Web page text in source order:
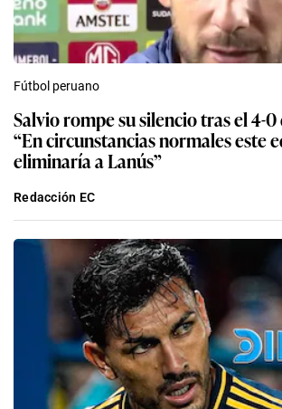
Fútbol peruano
Salvio rompe su silencio tras el 4-
“En circunstancias normales este
eliminaría a Lanús”
Redacción EC